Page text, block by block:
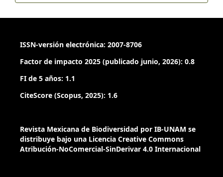
ISSN-versión electrónica: 2007-8706
Factor de impacto 2025 (publicado junio, 2026): 0.8
FI de 5 años: 1.1
CiteScore (Scopus, 2025): 1.6
Revista Mexicana de Biodiversidad por IB-UNAM se
distribuye bajo una Licencia Creative Commons
Atribución-NoComercial-SinDerivar 4.0 Internacional